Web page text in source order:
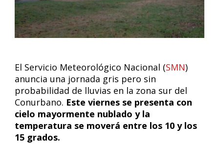
El Servicio Meteorológico Nacional (SMN)
anuncia una jornada gris pero sin
probabilidad de lluvias en la zona sur del
Conurbano. Este viernes se presenta con
cielo mayormente nublado y la
temperatura se moverá entre los 10 y los
15 grados.